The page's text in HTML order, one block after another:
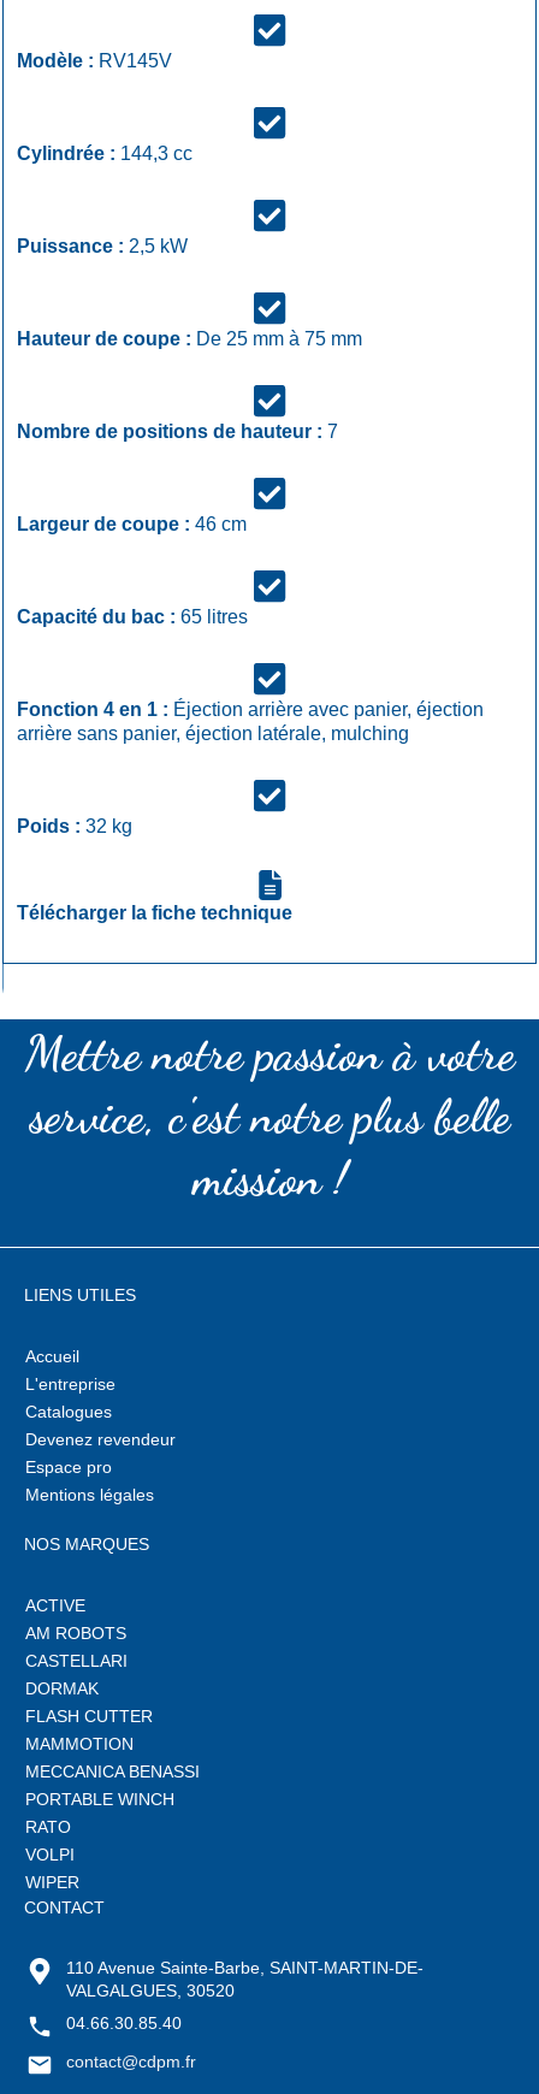
Modèle : RV145V
Cylindrée : 144,3 cc
Puissance : 2,5 kW
Hauteur de coupe : De 25 mm à 75 mm
Nombre de positions de hauteur : 7
Largeur de coupe : 46 cm
Capacité du bac : 65 litres
Fonction 4 en 1 : Éjection arrière avec panier, éjection
arrière sans panier, éjection latérale, mulching
Poids : 32 kg
Télécharger la fiche technique
Mettre notre passion à votre
service, c'est notre plus belle
mission !
LIENS UTILES
Accueil
L'entreprise
Catalogues
Devenez revendeur
Espace pro
Mentions légales
NOS MARQUES
ACTIVE
AM ROBOTS
CASTELLARI
DORMAK
FLASH CUTTER
MAMMOTION
MECCANICA BENASSI
PORTABLE WINCH
RATO
VOLPI
WIPER
CONTACT
110 Avenue Sainte-Barbe, SAINT-MARTIN-DE-
VALGALGUES, 30520
04.66.30.85.40
contact@cdpm.fr